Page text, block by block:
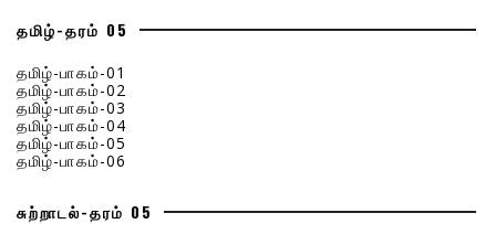
தமிழ்-தரம் 05
தமிழ்-பாகம்-01
தமிழ்-பாகம்-02
தமிழ்-பாகம்-03
தமிழ்-பாகம்-04
தமிழ்-பாகம்-05
தமிழ்-பாகம்-06
சுற்றாடல்-தரம் 05